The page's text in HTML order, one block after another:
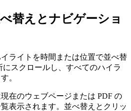
替えとナビゲーショ
ライトを時間または位置で並べ替
にスクロールし、すべてのハイラ
。
在のウェブページまたは PDF の
表示されます。並べ替えとクリッ